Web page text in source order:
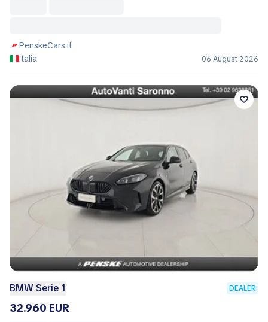
PenskeCars.it
Italia
06 August 2026
BMW Serie 1 DEALER
32.960 EUR